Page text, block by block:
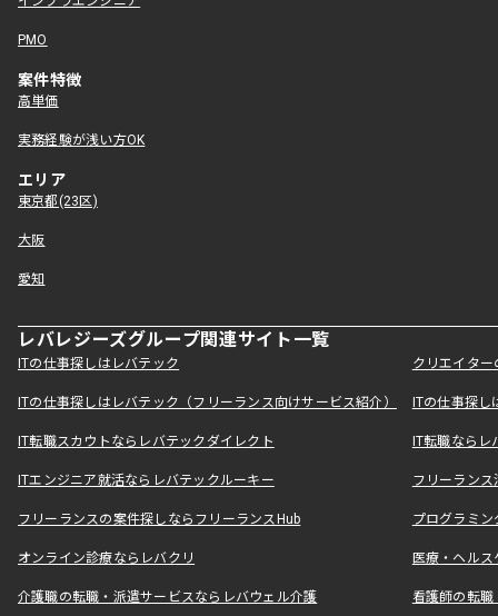
PMO
案件特徴
高単価
実務経験が浅い方OK
エリア
東京都(23区)
大阪
愛知
レバレジーズグループ関連サイト一覧
ITの仕事探しはレバテック クリエイタ
ITの仕事探しはレバテック（フリーランス向けサービス紹介） ITの仕事探
IT転職スカウトならレバテックダイレクト IT転職なら
ITエンジニア就活ならレバテックルーキー フリーラン
フリーランスの案件探しならフリーランスHub プログラミ
オンライン診療ならレバクリ 医療・ヘル
介護職の転職・派遣サービスならレバウェル介護 看護師の転